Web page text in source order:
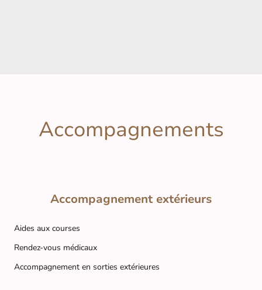
Accompagnements
Accompagnement extérieurs
Aides aux courses
Rendez-vous médicaux
Accompagnement en sorties extérieures